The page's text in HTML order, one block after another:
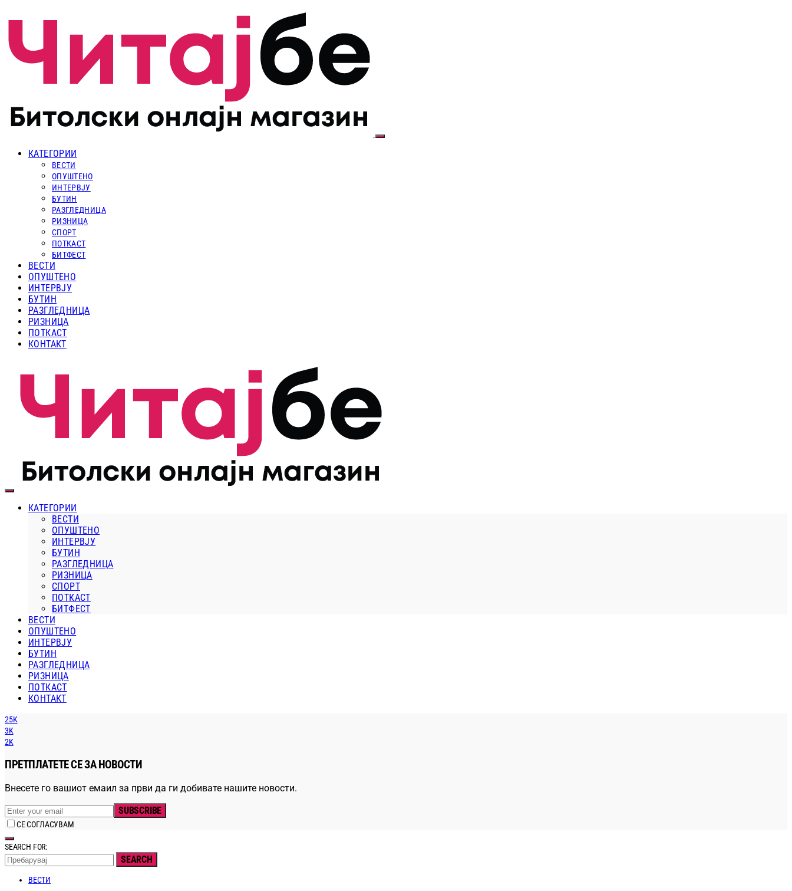
КАТЕГОРИИ
ВЕСТИ
ОПУШТЕНО
ИНТЕРВЈУ
БУТИН
РАЗГЛЕДНИЦА
РИЗНИЦА
СПОРТ
ПОТКАСТ
БИТФЕСТ
ВЕСТИ
ОПУШТЕНО
ИНТЕРВЈУ
БУТИН
РАЗГЛЕДНИЦА
РИЗНИЦА
ПОТКАСТ
КОНТАКТ
КАТЕГОРИИ
ВЕСТИ
ОПУШТЕНО
ИНТЕРВЈУ
БУТИН
РАЗГЛЕДНИЦА
РИЗНИЦА
СПОРТ
ПОТКАСТ
БИТФЕСТ
ВЕСТИ
ОПУШТЕНО
ИНТЕРВЈУ
БУТИН
РАЗГЛЕДНИЦА
РИЗНИЦА
ПОТКАСТ
КОНТАКТ
25K
3K
2K
ПРЕТПЛАТЕТЕ СЕ ЗА НОВОСТИ
Внесете го вашиот емаил за први да ги добивате нашите новости.
SUBSCRIBE
СЕ СОГЛАСУВАМ
SEARCH FOR:
SEARCH
ВЕСТИ